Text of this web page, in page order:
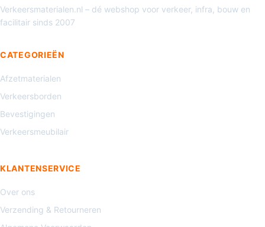
Verkeersmaterialen.nl – dé webshop voor verkeer, infra, bouw en
facilitair sinds 2007
CATEGORIEËN
Afzetmaterialen
Verkeersborden
Bevestigingen
Verkeersmeubilair
KLANTENSERVICE
Over ons
Verzending & Retourneren